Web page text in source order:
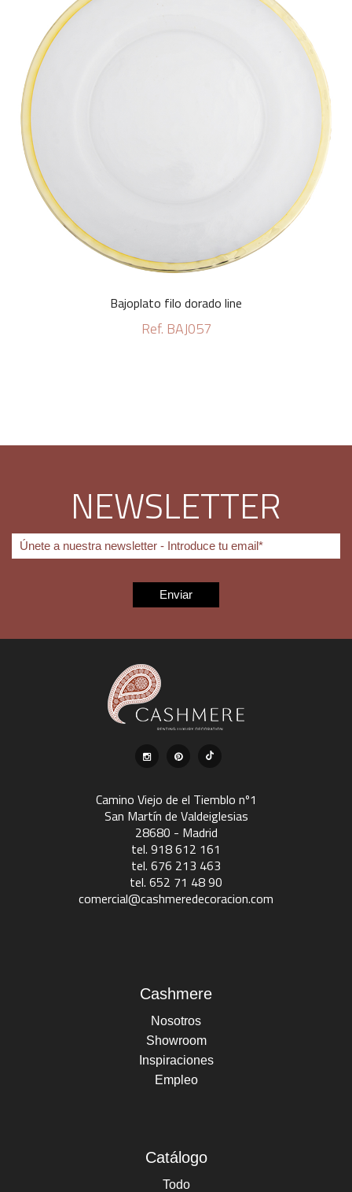
Bajoplato filo dorado line
Ref. BAJ057
NEWSLETTER
Camino Viejo de el Tiemblo nº1
San Martín de Valdeiglesias
28680 - Madrid
tel. 918 612 161
tel. 676 213 463
tel. 652 71 48 90
comercial@cashmeredecoracion.com
Cashmere
Nosotros
Showroom
Inspiraciones
Empleo
Catálogo
Todo